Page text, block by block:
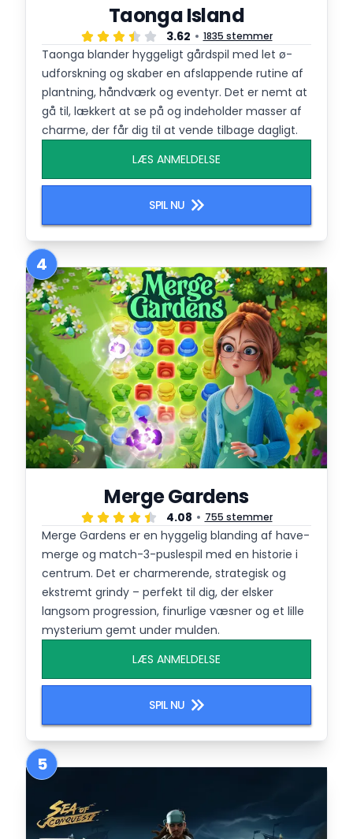
Taonga Island
3.62 1835 stemmer
Taonga blander hyggeligt gårdspil med let ø-
udforskning og skaber en afslappende rutine af
plantning, håndværk og eventyr. Det er nemt at
gå til, lækkert at se på og indeholder masser af
charme, der får dig til at vende tilbage dagligt.
LÆS ANMELDELSE
SPIL NU
4
Merge Gardens
4.08 755 stemmer
Merge Gardens er en hyggelig blanding af have-
merge og match-3-puslespil med en historie i
centrum. Det er charmerende, strategisk og
ekstremt grindy – perfekt til dig, der elsker
langsom progression, finurlige væsner og et lille
mysterium gemt under mulden.
LÆS ANMELDELSE
SPIL NU
5